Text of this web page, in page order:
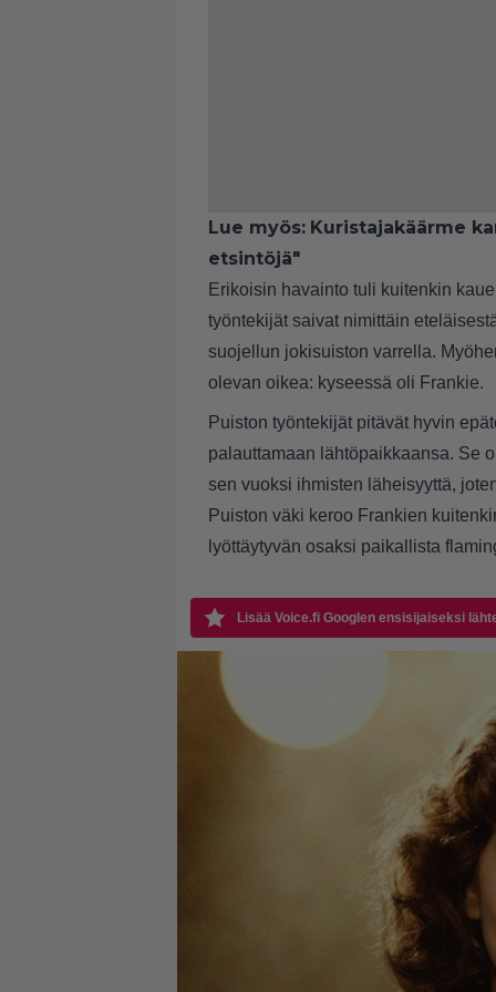
Lue myös: Kuristajakäärme
etsintöjä"
Erikoisin havainto tuli kuitenkin
työntekijät saivat nimittäin
suojellun jokisuiston varrella.
olevan oikea: kyseessä oli Frankie.
Puiston työntekijät pitävät hyvin
palauttamaan lähtöpaikkaansa. Se
sen vuoksi ihmisten läheisyyttä,
Puiston väki keroo Frankien
lyöttäytyvän osaksi paikallista
Lisää Voice.fi Googlen ensisijaiseksi